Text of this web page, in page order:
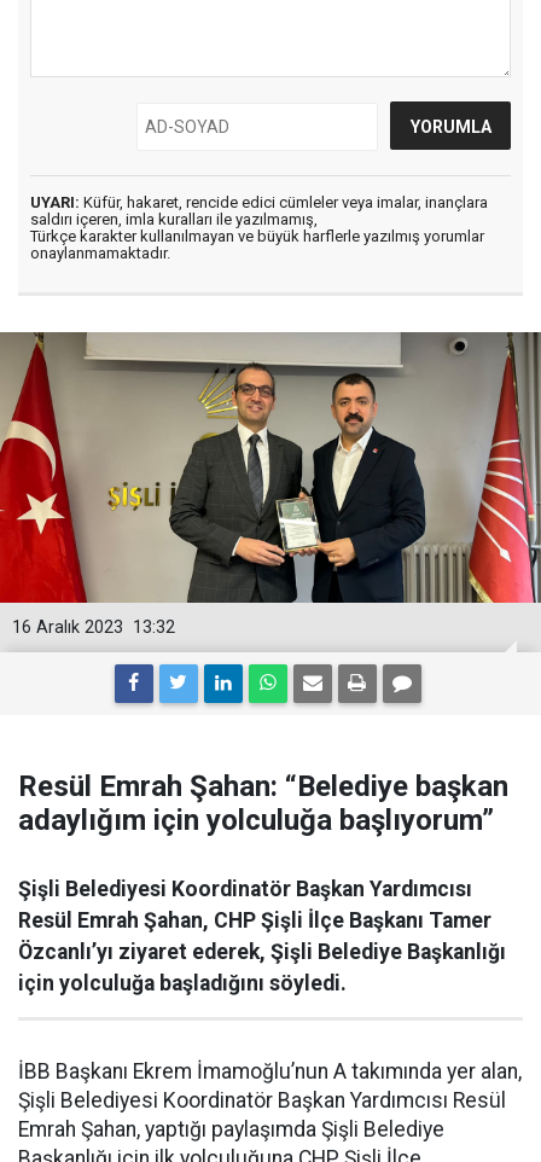
UYARI: Küfür, hakaret, rencide edici cümleler veya imalar, inançlara
saldırı içeren, imla kuralları ile yazılmamış,
Türkçe karakter kullanılmayan ve büyük harflerle yazılmış yorumlar
onaylanmamaktadır.
13:32
16 Aralık 2023
Resül Emrah Şahan: “Belediye başkan
adaylığım için yolculuğa başlıyorum”
Şişli Belediyesi Koordinatör Başkan Yardımcısı
Resül Emrah Şahan, CHP Şişli İlçe Başkanı Tamer
Özcanlı’yı ziyaret ederek, Şişli Belediye Başkanlığı
için yolculuğa başladığını söyledi.
İBB Başkanı Ekrem İmamoğlu’nun A takımında yer alan,
Şişli Belediyesi Koordinatör Başkan Yardımcısı Resül
Emrah Şahan, yaptığı paylaşımda Şişli Belediye